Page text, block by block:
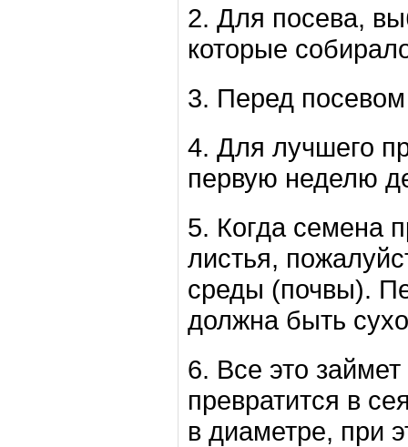
2. Для посева,
которые
3. Перед
4. Для лучшего
первую неделю
5. Когда семена
листья,
среды (почвы).
должна быть
6. Все это
превратится в
в диаметре, при